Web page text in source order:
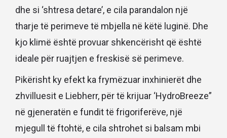
dhe si ‘shtresa detare’, e cila parandalon një
tharje të perimeve të mbjella në këtë luginë. Dhe
kjo klimë është provuar shkencërisht që është
ideale për ruajtjen e freskisë së perimeve.
Pikërisht ky efekt ka frymëzuar inxhinierët dhe
zhvilluesit e Liebherr, për të krijuar ‘HydroBreeze”
në gjeneratën e fundit të frigoriferëve, një
mjegull të ftohtë, e cila shtrohet si balsam mbi